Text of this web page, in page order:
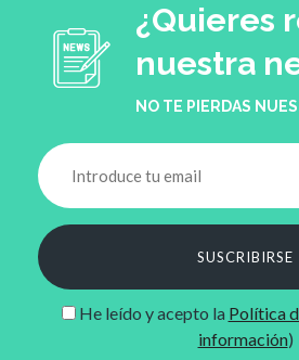
¿Quieres
nuestra
NO TE PIERDAS
SUSCRIBIRSE
He leído y acepto la Política
información)